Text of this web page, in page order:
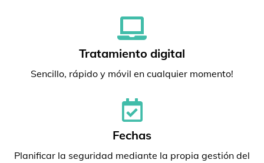
Tratamiento digital
Sencillo, rápido y móvil en cualquier momento!
Fechas
Planificar la seguridad mediante la propia gestión del